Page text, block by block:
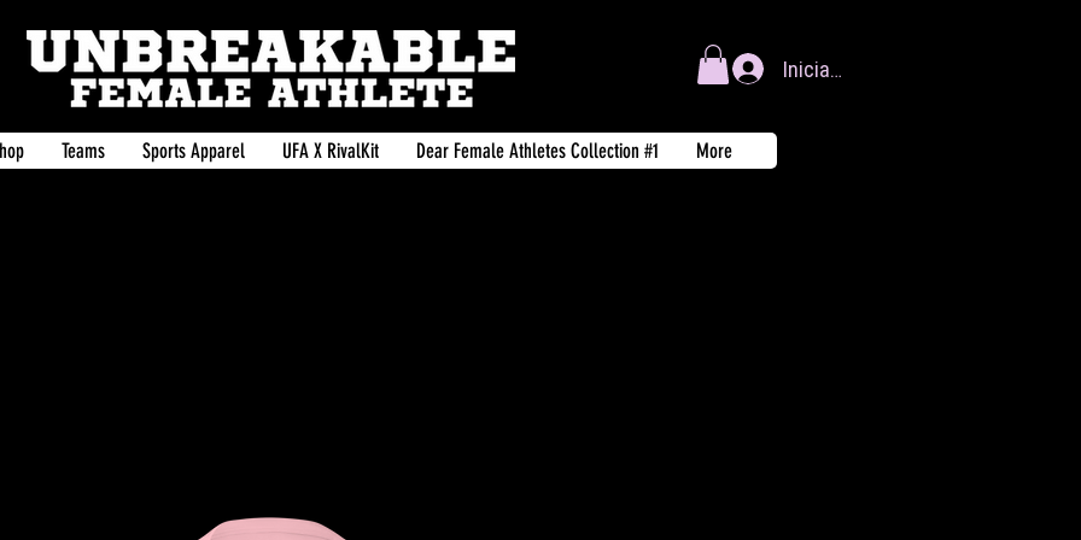
Iniciar sesión
Teams Sports Apparel UFA X RivalKit Dear Female Athletes Collection #1 More